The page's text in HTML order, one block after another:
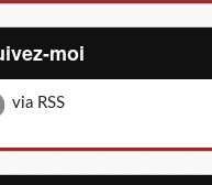
moi
via RSS